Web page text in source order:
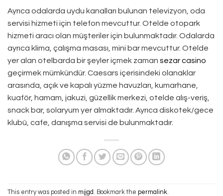
Ayrıca odalarda uydu kanalları bulunan televizyon, oda
servisi hizmeti için telefon mevcuttur. Otelde otopark
hizmeti aracı olan müşteriler için bulunmaktadır. Odalarda
ayrıca klima, çalışma masası, mini bar mevcuttur. Otelde
yer alan otelbarda bir şeyler içmek zaman sezar casino
geçirmek mümkündür. Caesars içerisindeki olanaklar
arasında, açık ve kapalı yüzme havuzları, kumarhane,
kuaför, hamam, jakuzi, güzellik merkezi, otelde alış-veriş,
snack bar, solaryum yer almaktadır. Ayrıca diskotek/gece
klubü, cafe, danışma servisi de bulunmaktadır.
This entry was posted in mjjgd . Bookmark the permalink